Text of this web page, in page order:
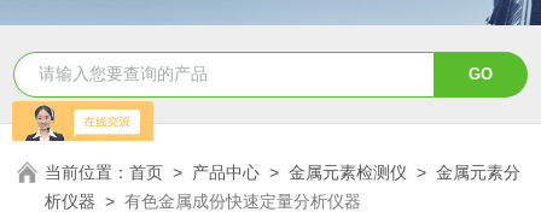
当前位置：首页 > 产品中心 >金属元素检测仪 >金属元素分
析仪器 >有色金属成份快速定量分析仪器